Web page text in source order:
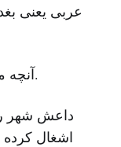
عربی یعنی
آنچه ما شاهد آن هستیم مسلما عجیب است.
داعش شهر
اشغال